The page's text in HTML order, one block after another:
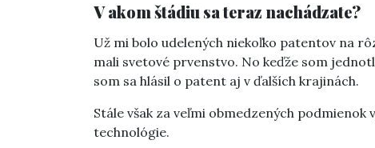
V akom štádiu sa teraz nachádzate?
Už mi bolo udelených niekoľko patentov na
mali svetové prvenstvo. No keďže som
som sa hlásil o patent aj v ďalších krajinách.
Stále však za veľmi obmedzených
technológie.